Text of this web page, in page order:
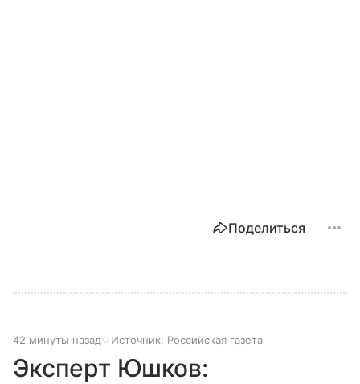
Поделиться
42 минуты назад Источник: Российская газета
Эксперт Юшков: